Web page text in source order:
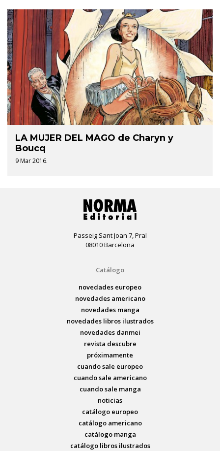
LA MUJER DEL MAGO de Charyn y
Boucq
9 Mar 2016.
Passeig Sant Joan 7, Pral
08010 Barcelona
Catálogo
novedades europeo
novedades americano
novedades manga
novedades libros ilustrados
novedades danmei
revista descubre
próximamente
cuando sale europeo
cuando sale americano
cuando sale manga
noticias
catálogo europeo
catálogo americano
catálogo manga
catálogo libros ilustrados